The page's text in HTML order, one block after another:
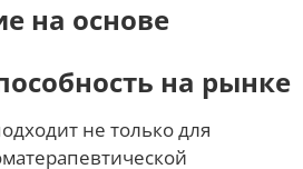
на основе
на рынке
не только для